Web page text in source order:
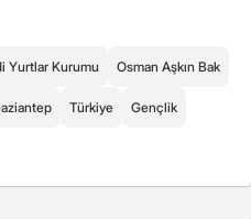
Yurtlar Kurumu Osman Aşkın Bak
Türkiye Gençlik